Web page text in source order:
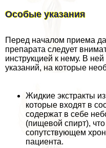
Особые указания
Перед началом приема
препарата следует
инструкцией к нему. В
указаний, на которые
Жидкие экстpaкты
которые входят в
содержат в себе
(пищевой спирт),
сопутствующем
пациента.